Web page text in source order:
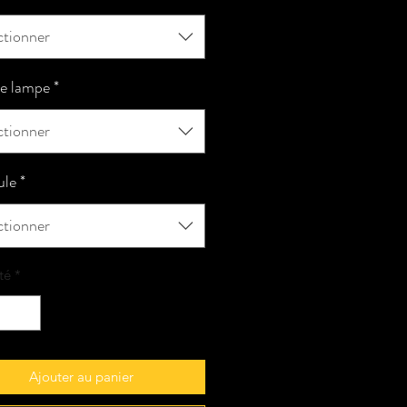
lampe*
*
*
Ajouter au panier